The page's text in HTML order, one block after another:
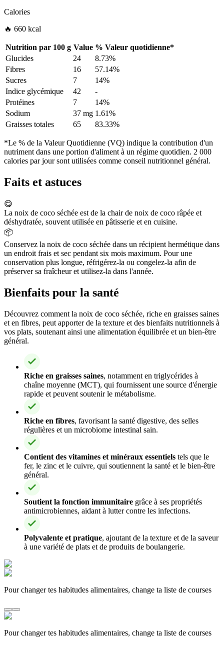
Calories
🔥 660 kcal
Nutrition par 100 g Value % Valeur quotidienne*
Glucides
24
8.73%
Fibres
16
57.14%
Sucres
7
14%
Indice glycémique
42
-
Protéines
7
14%
Sodium
37 mg 1.61%
Graisses totales
65 83.33%
*Le % de la Valeur Quotidienne (VQ) indique la contribution d'un
nutriment dans une portion d'aliment à un régime quotidien. 2 000
calories par jour sont utilisées comme conseil nutritionnel général.
Faits et astuces
😋
La noix de coco séchée est de la chair de noix de coco râpée et
déshydratée, souvent utilisée en pâtisserie et en cuisine.
📦
Conservez la noix de coco séchée dans un récipient hermétique dans
un endroit frais et sec pendant six mois maximum. Pour une
conservation plus longue, réfrigérez-la ou congelez-la afin de
préserver sa fraîcheur et utilisez-la dans l'année.
Bienfaits pour la santé
Découvrez comment la noix de coco séchée, riche en graisses saines
et en fibres, peut apporter de la texture et des bienfaits nutritionnels à
vos plats, soutenant ainsi une alimentation équilibrée et un bien-être
général.
Riche en graisses saines, notamment en triglycérides à
chaîne moyenne (MCT), qui fournissent une source d'énergie
rapide et peuvent soutenir le métabolisme.
Riche en fibres, favorisant la santé digestive, des selles
régulières et un microbiome intestinal sain.
Contient des vitamines et minéraux essentiels tels que le
fer, le zinc et le cuivre, qui soutiennent la santé et le bien-être
général.
Soutient la fonction immunitaire grâce à ses propriétés
antimicrobiennes, aidant à lutter contre les infections.
Polyvalente et pratique, ajoutant de la texture et de la saveur
à une variété de plats et de produits de boulangerie.
Pour changer tes habitudes alimentaires, change ta liste de courses
Pour changer tes habitudes alimentaires, change ta liste de courses